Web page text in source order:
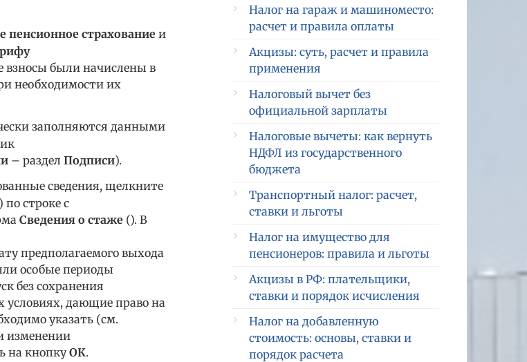
пенсионное страхование и
взносы были начислены в
необходимости их
заполняются данными
– раздел Подписи).
сведения, щелкните
строке с
Сведения о стаже (). В
предполагаемого выхода
особые периоды
без сохранения
условиях, дающие право на
указать (см.
изменении
на кнопкуОК.
Налог на гараж и машиноместо:
расчет и правила оплаты
Акцизы: суть, расчет и правила
применения
Налоговый вычет без
официальной зарплаты
Налоговые вычеты: как вернуть
НДФЛ из государственного
бюджета
Транспортный налог: расчет,
ставки и льготы
Налог на имущество для
пенсионеров: правила и льготы
Акцизы в РФ: плательщики,
ставки и порядок исчисления
Налог на добавленную
стоимость: основы, ставки и
порядок расчета